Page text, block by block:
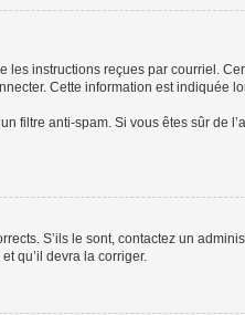
les instructions reçues par courriel.
Cette information est indiquée
filtre anti-spam. Si vous êtes sûr de
S’ils le sont, contactez un
qu’il devra la corriger.